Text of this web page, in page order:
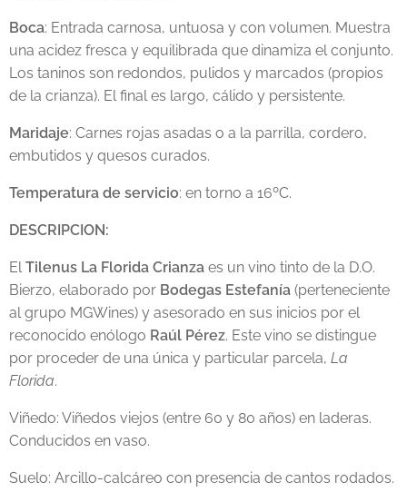
Boca: Entrada carnosa, untuosa y con volumen. Muestra
una acidez fresca y equilibrada que dinamiza el conjunto.
Los taninos son redondos, pulidos y marcados (propios
de la crianza). El final es largo, cálido y persistente.
Maridaje: Carnes rojas asadas o a la parrilla, cordero,
embutidos y quesos curados.
Temperatura de servicio: en torno a 16ºC.
DESCRIPCION:
ElTilenus La Florida Crianza es un vino tinto de la D.O.
Bierzo, elaborado por Bodegas Estefanía (perteneciente
al grupo MGWines) y asesorado en sus inicios por el
reconocido enólogo Raúl Pérez. Este vino se distingue
por proceder de una única y particular parcela, La
Florida.
Viñedo: Viñedos viejos (entre 60 y 80 años) en laderas.
Conducidos en vaso.
Suelo: Arcillo-calcáreo con presencia de cantos rodados.